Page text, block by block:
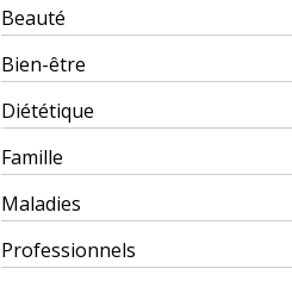
Beauté
Bien-être
Diététique
Famille
Maladies
Professionnels